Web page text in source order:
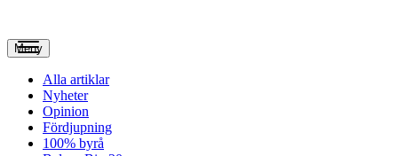
Meny
Alla artiklar
Nyheter
Opinion
Fördjupning
100% byrå